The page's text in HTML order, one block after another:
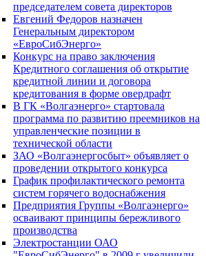
председателем совета директоров
Евгений Федоров назначен
Генеральным директором
«ЕвроСибЭнерго»
Конкурс на право заключения
Кредитного соглашения об открытие
кредитной линии и договора
кредитования в форме овердрафт
В ГК «Волгаэнерго» стартовала
программа по развитию преемников на
управленческие позиции в
технической области
ЗАО «Волгаэнергосбыт» объявляет о
проведении открытого конкурса
График профилактического ремонта
систем горячего водоснабжения
Предприятия Группы «Волгаэнерго»
осваивают принципы бережливого
производства
Электростанции ОАО